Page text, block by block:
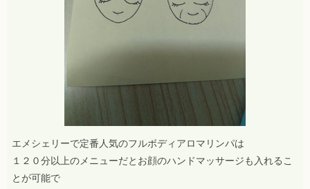
エメシェリーで定番人気のフルボディアロマリンパは
１２０分以上のメニューだとお顔のハンドマッサージも入れるこ
とが可能で